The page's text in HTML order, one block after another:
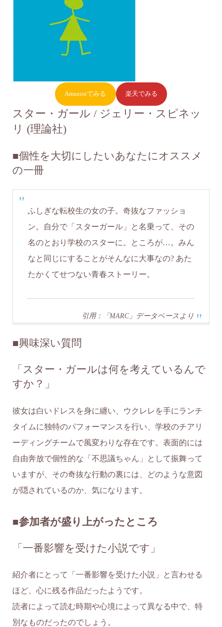
Amazonでみる 楽天でみる
スター・ガール / ジェリー・スピネッ
リ (理論社)
■個性を大切にしたいあなたにオススメ
の一冊
ふしぎな転校生の女の子。奇抜なファッショ
ン。自分で「スターガール」と名乗って、その
名のとおり学校のスターに。ところが…。みん
なと同じにすることがそんなに大事なの? あた
たかくてせつない青春ストーリー。
引用：「MARC」データベースより
■興味深い質問
「スター・ガールは何を考えているんで
すか？」
彼女は白いドレスを身に纏い、ウクレレを手にランチ
タイムに独特のパフォーマンスを行い、学校のチアリ
ーディングチームで風変わりな存在です。表面的には
自由奔放で個性的な「不思議ちゃん」として振舞って
いますが、その奇抜な行動の裏には、どのような意図
が隠されているのか、気になります。
■参加者が盛り上がったところ
「一番影響を受けた小説です」
紹介者にとって「一番影響を受けた小説」と言わせる
ほど、心に残る作品だったようです。
読者によって読む時期や心境によって異なる中で、特
別なものだったのでしょう。